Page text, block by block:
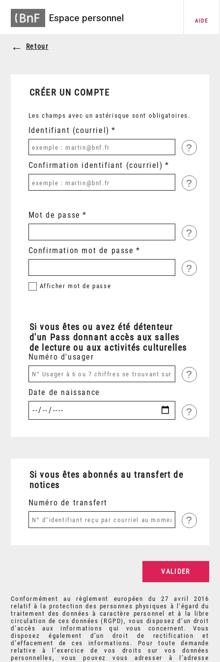
Espace personnel AIDE
Retour
CRÉER UN COMPTE
Les champs avec un astérisque sont obligatoires.
Identifiant (courriel)
?
Confirmation identifiant (courriel)
?
Mot de passe
?
Confirmation mot de passe
?
Afficher mot de passe
Si vous êtes ou avez été détenteur
d'un Pass donnant accès aux salles
de lecture ou aux activités culturelles
Numéro d'usager
?
Date de naissance
?
Si vous êtes abonnés au transfert de
notices
Numéro de transfert
?
Conformément au règlement européen du 27 avril 2016
relatif à la protection des personnes physiques à l’égard du
traitement des données à caractère personnel et à la libre
circulation de ces données (RGPD), vous disposez d’un droit
d’accès aux informations qui vous concernent. Vous
disposez également d’un droit de rectification et
d’effacement de ces informations. Pour toute demande
relative à l’exercice de vos droits sur vos données
personnelles, vous pouvez vous adresser à l’adresse